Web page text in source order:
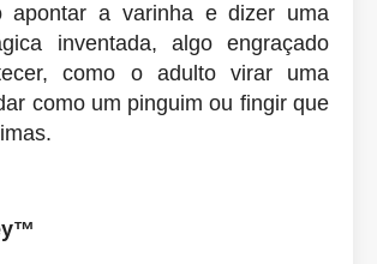
apontar a varinha e dizer uma
inventada, algo engraçado
como o adulto virar uma
como um pinguim ou fingir que